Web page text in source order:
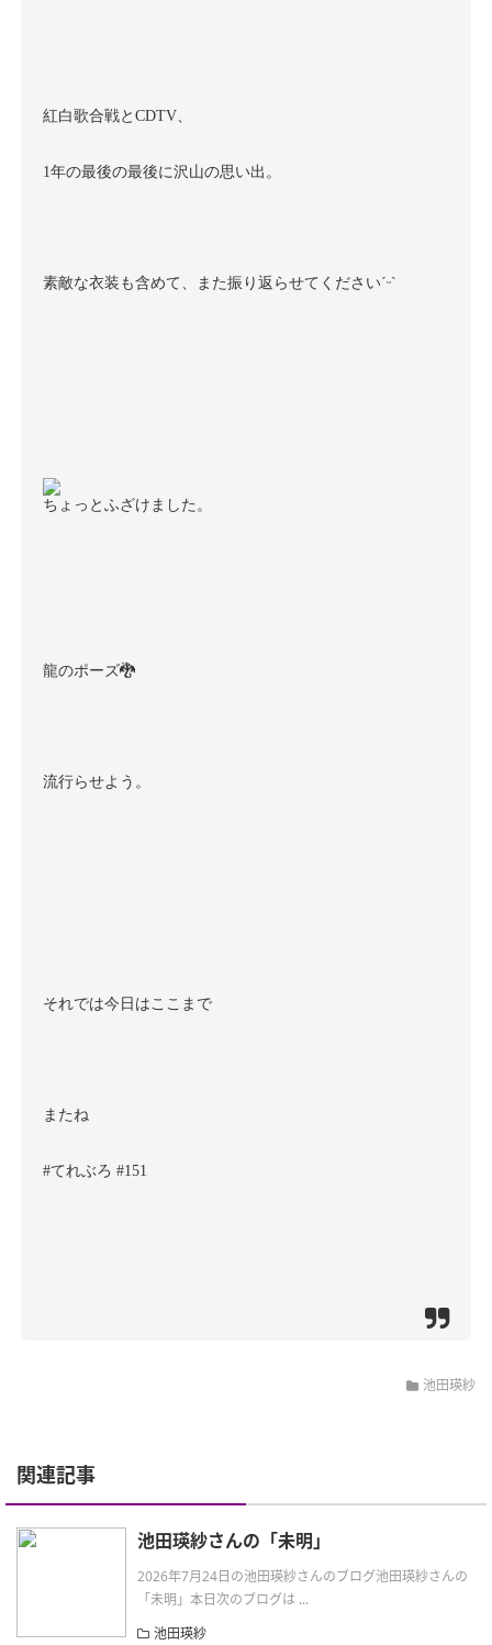
紅白歌合戦とCDTV、
1年の最後の最後に沢山の思い出。
素敵な衣装も含めて、また振り返らせてくださいˊᵕˋ
ちょっとふざけました。
龍のポーズ🐉
流行らせよう。
それでは今日はここまで
またね
#てれぶろ #151
池田瑛紗
関連記事
池田瑛紗さんの「未明」
2026年7月24日の池田瑛紗さんのブログ池田瑛紗さんの
「未明」本日次のブログは ...
池田瑛紗